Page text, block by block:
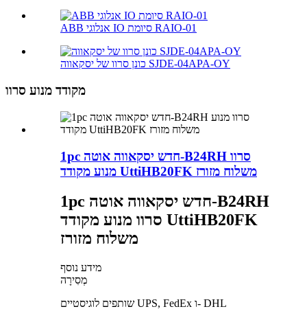
ABB אנלוגי IO סיומת RAIO-01
כונן סרוו של יסקאווה SJDE-04APA-OY
מקודד מנוע סרוו
1pc חדש יסקאווה אוטה-B24RH סרוו
מנוע מקודד UttiHB20FK משלוח מזורז
1pc חדש יסקאווה אוטה-B24RH
סרוו מנוע מקודד UttiHB20FK
משלוח מזורז
מידע נוסף
מְסִירָה
שותפים לוגיסטיים UPS, FedEx ו- DHL